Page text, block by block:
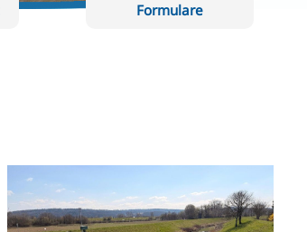
Formulare